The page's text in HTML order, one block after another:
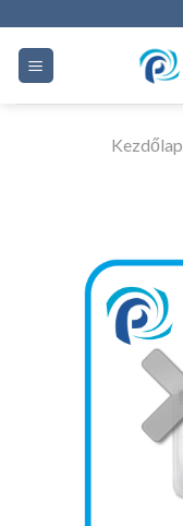
tartalomhoz
Kezdőlap